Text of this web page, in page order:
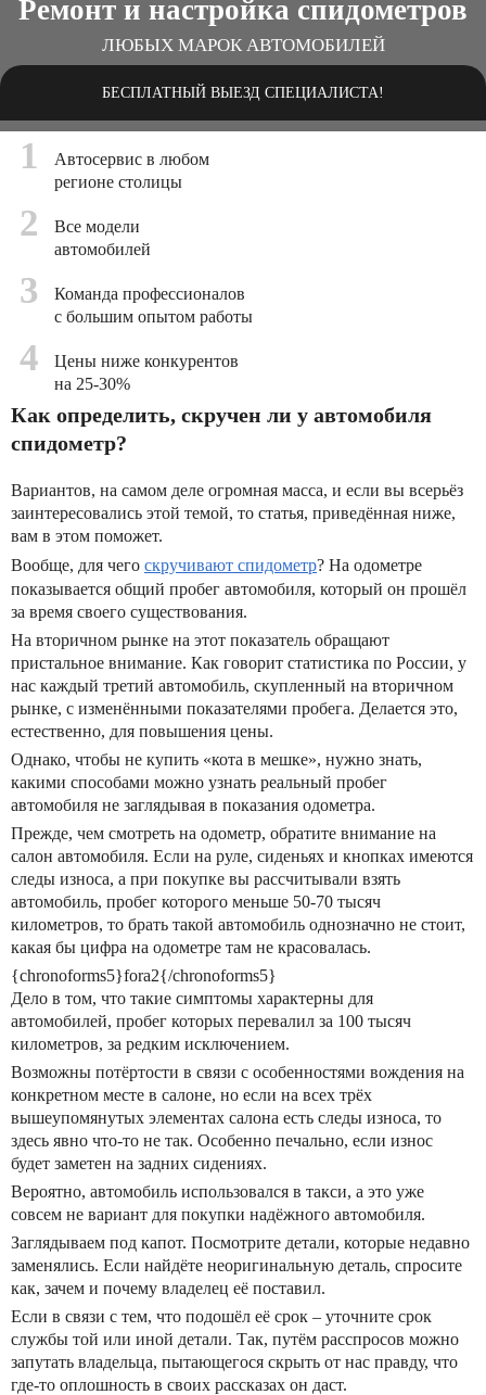
Ремонт и настройка спидометров
ЛЮБЫХ МАРОК АВТОМОБИЛЕЙ
БЕСПЛАТНЫЙ ВЫЕЗД СПЕЦИАЛИСТА!
1
Автосервис в любом
регионе столицы
2
Все модели
автомобилей
3
Команда профессионалов
с большим опытом работы
4
Цены ниже конкурентов
на 25-30%
Как определить, скручен ли у автомобиля
спидометр?
Вариантов, на самом деле огромная масса, и если вы всерьёз
заинтересовались этой темой, то статья, приведённая ниже,
вам в этом поможет.
Вообще, для чего скручивают спидометр? На одометре
показывается общий пробег автомобиля, который он прошёл
за время своего существования.
На вторичном рынке на этот показатель обращают
пристальное внимание. Как говорит статистика по России, у
нас каждый третий автомобиль, скупленный на вторичном
рынке, с изменёнными показателями пробега. Делается это,
естественно, для повышения цены.
Однако, чтобы не купить «кота в мешке», нужно знать,
какими способами можно узнать реальный пробег
автомобиля не заглядывая в показания одометра.
Прежде, чем смотреть на одометр, обратите внимание на
салон автомобиля. Если на руле, сиденьях и кнопках имеются
следы износа, а при покупке вы рассчитывали взять
автомобиль, пробег которого меньше 50-70 тысяч
километров, то брать такой автомобиль однозначно не стоит,
какая бы цифра на одометре там не красовалась.
{chronoforms5}fora2{/chronoforms5}
Дело в том, что такие симптомы характерны для
автомобилей, пробег которых перевалил за 100 тысяч
километров, за редким исключением.
Возможны потёртости в связи с особенностями вождения на
конкретном месте в салоне, но если на всех трёх
вышеупомянутых элементах салона есть следы износа, то
здесь явно что-то не так. Особенно печально, если износ
будет заметен на задних сидениях.
Вероятно, автомобиль использовался в такси, а это уже
совсем не вариант для покупки надёжного автомобиля.
Заглядываем под капот. Посмотрите детали, которые недавно
заменялись. Если найдёте неоригинальную деталь, спросите
как, зачем и почему владелец её поставил.
Если в связи с тем, что подошёл её срок – уточните срок
службы той или иной детали. Так, путём расспросов можно
запутать владельца, пытающегося скрыть от нас правду, что
где-то оплошность в своих рассказах он даст.